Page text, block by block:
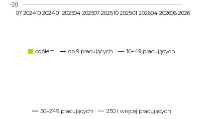
07 202410 202401 202504 202507 202510 202501 202604 202606 2026
-20
ogółem do 9 pracujących 10–49 pracujących
50–249 pracujących 250 i więcej pracujących